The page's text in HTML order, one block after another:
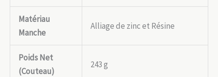
Matériau
Manche
Alliage de zinc et Résine
Poids Net
(Couteau)
243 g